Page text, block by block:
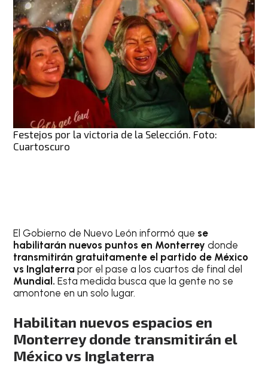
Festejos por la victoria de la Selección. Foto:
Cuartoscuro
El Gobierno de Nuevo León informó que se
habilitarán nuevos puntos en Monterreydonde
transmitirán gratuitamente el partido de México
vs Inglaterrapor el pase a los cuartos de final del
Mundial. Esta medida busca que la gente no se
amontone en un solo lugar.
Habilitan nuevos espacios en
Monterrey donde transmitirán el
México vs Inglaterra